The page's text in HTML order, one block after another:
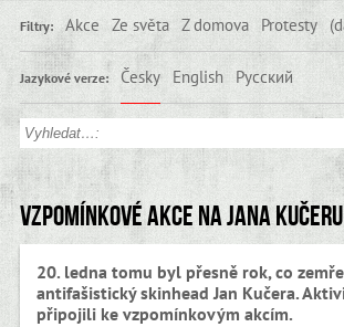
Filtry: Akce Ze světa Z domova Protesty
Jazykové verze: Česky English Русский
Vzpomínkové akce na Jana Kučeru
20. ledna tomu byl přesně rok, co
antifašistický skinhead Jan Kučera.
připojili ke vzpomínkovým akcím.